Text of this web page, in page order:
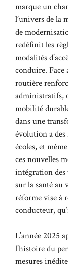
marque un
l’univers de la
de
redéfinit les
modalités
conduire. Face
routière
administratifs,
mobilité
dans une
évolution a
écoles, et
ces nouvelles
intégration des
sur la santé au
réforme vise à
conducteur,
L’année 2025
l’histoire du
mesures